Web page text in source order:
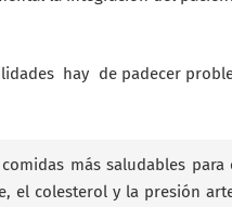
hay de padecer
más saludables
el colesterol y la presión